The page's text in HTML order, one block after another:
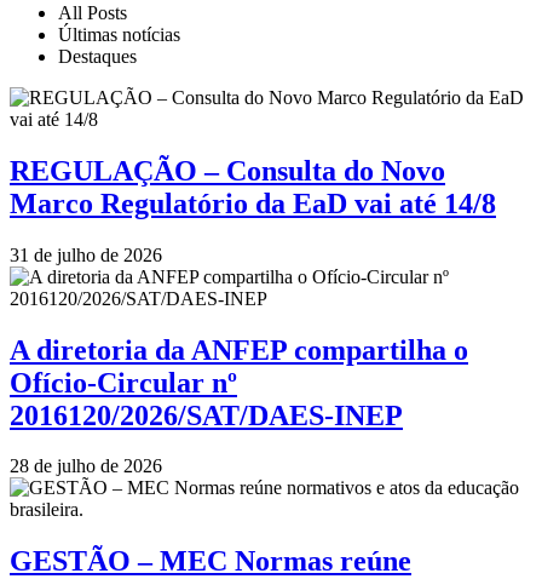
All Posts
Últimas notícias
Destaques
REGULAÇÃO – Consulta do Novo
Marco Regulatório da EaD vai até 14/8
31 de julho de 2026
A diretoria da ANFEP compartilha o
Ofício-Circular nº
2016120/2026/SAT/DAES-INEP
28 de julho de 2026
GESTÃO – MEC Normas reúne